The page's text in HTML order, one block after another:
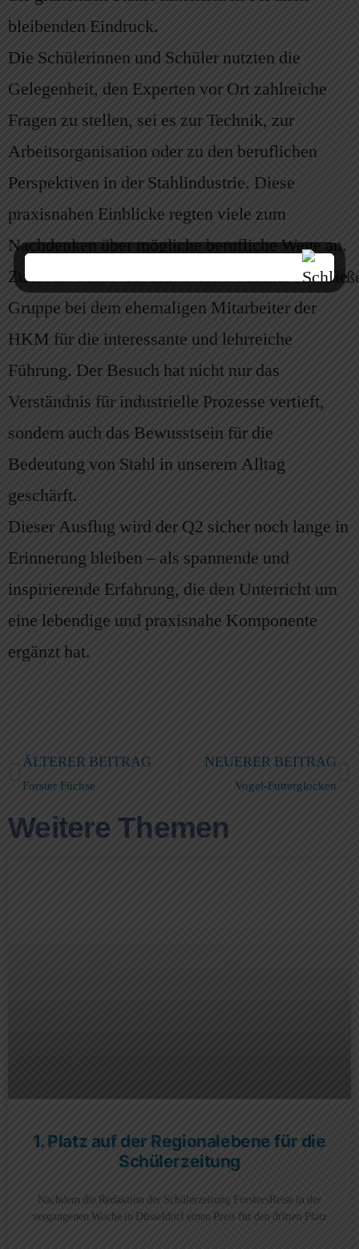
bleibenden Eindruck.
Die Schülerinnen und Schüler nutzten die
Gelegenheit, den Experten vor Ort zahlreiche
Fragen zu stellen, sei es zur Technik, zur
Arbeitsorganisation oder zu den beruflichen
Perspektiven in der Stahlindustrie. Diese
praxisnahen Einblicke regten viele zum
Nachdenken über mögliche berufliche Wege an.
Zum Abschluss der Exkursion bedankte sich die
Gruppe bei dem ehemaligen Mitarbeiter der
HKM für die interessante und lehrreiche
Führung. Der Besuch hat nicht nur das
Verständnis für industrielle Prozesse vertieft,
sondern auch das Bewusstsein für die
Bedeutung von Stahl in unserem Alltag
geschärft.
Dieser Ausflug wird der Q2 sicher noch lange in
Erinnerung bleiben – als spannende und
inspirierende Erfahrung, die den Unterricht um
eine lebendige und praxisnahe Komponente
ergänzt hat.
ÄLTERER BEITRAG
Forster Füchse
NEUERER BEITRAG
Vogel-Futterglocken
Weitere Themen
1. Platz auf der Regionalebene für die
Schülerzeitung
Nachdem die Redaktion der Schülerzeitung ForstersReise in der
vergangenen Woche in Düsseldorf einen Preis für den dritten Platz